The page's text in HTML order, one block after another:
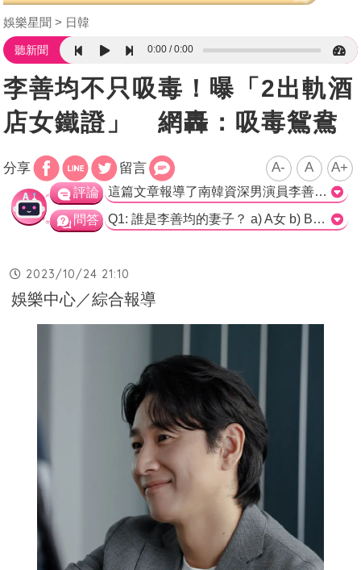
娛樂星聞 日韓
聽新聞 0:00 0:00
李善均不只吸毒！曝「2出軌酒
店女鐵證」 網轟：吸毒鴛鴦
分享 留言 A- A A+
評論 這篇文章報導了南韓資深男演員李善均的毒品爭議及其他罪行。根據報導，李善均不僅與B女有毒品關係，還與酒店員工A女有外遇關係。這些事實的曝光導致他的形象嚴重受損，被網友批評為「吸毒鴛鴦」。李善均在2009年與田慧振結婚，兩人育有兩子，並被視為理想的夫妻榜樣，但如今他的不忠行為讓許多網友對田慧振感到心疼和憤怒。整篇文章比較偏向報導八卦內容，著重於李善均的罪行和與田慧振的婚姻狀況，缺乏對事件的深入分析。此外，文章在使用「好丈夫」的標籤來形容李善均時，似乎過於簡單化了這個角色。>
問答 Q1: 誰是李善均的妻子？ a) A女 b) B女 c) 田慧振 d) 韓瑞熙 正確答案: c) 田慧振 Q2: 哪一個人是李善均的戀人？ a) A女 b) B女 c) 黃荷娜 d) 韓瑞熙 正確答案: a) A女 Q3: 在拍攝電影《寄生上流》前，是誰讓李善均冷靜下來，沒有釀出大禍？ a) A女 b) B女 c) 田慧振 d) 韓瑞熙 正確答案: c) 田慧振
2023/10/24 21:10
娛樂中心／綜合報導